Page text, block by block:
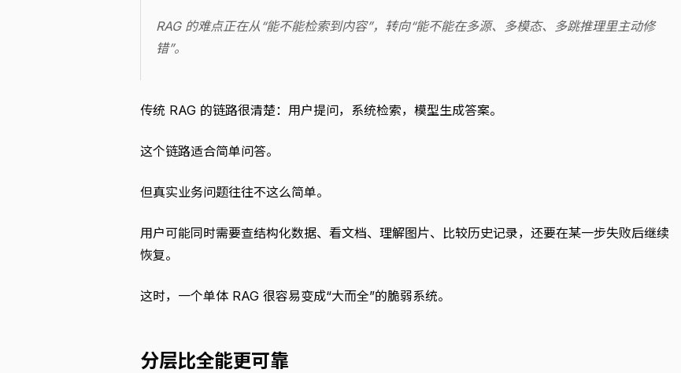
RAG 的难点正在从“能不能检索到内容”，转向“能不能在多源、多模态、多跳推理里主动修
错”。
传统 RAG 的链路很清楚：用户提问，系统检索，模型生成答案。
这个链路适合简单问答。
但真实业务问题往往不这么简单。
用户可能同时需要查结构化数据、看文档、理解图片、比较历史记录，还要在某一步失败后继续
恢复。
这时，一个单体 RAG 很容易变成“大而全”的脆弱系统。
分层比全能更可靠